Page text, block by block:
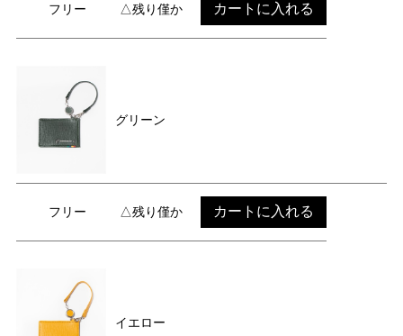
フリー △残り僅か カートに入れる
グリーン
フリー △残り僅か カートに入れる
イエロー